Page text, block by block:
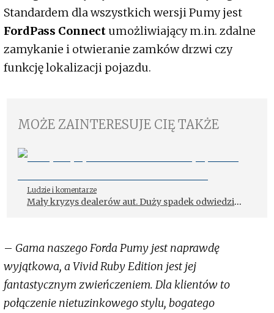
Standardem dla wszystkich wersji Pumy jest
FordPass Connect umożliwiający m.in. zdalne
zamykanie i otwieranie zamków drzwi czy
funkcję lokalizacji pojazdu.
MOŻE ZAINTERESUJE CIĘ TAKŻE
Ludzie i komentarze
Mały kryzys dealerów aut. Duży spadek odwiedzin
– Gama naszego Forda Pumy jest naprawdę
wyjątkowa, a Vivid Ruby Edition jest jej
fantastycznym zwieńczeniem. Dla klientów to
połączenie nietuzinkowego stylu, bogatego